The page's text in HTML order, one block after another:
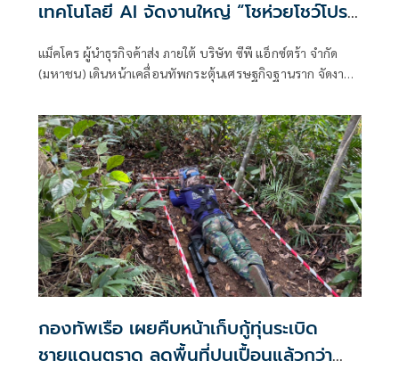
เทคโนโลยี AI จัดงานใหญ่ “โชห่วยโชว์โปร
กำไรยั่งยืน
แม็คโคร ผู้นำธุรกิจค้าส่ง ภายใต้ บริษัท ซีพี แอ็กซ์ตร้า จำกัด
(มหาชน) เดินหน้าเคลื่อนทัพกระตุ้นเศรษฐกิจฐานราก จัดงาน
กองทัพเรือ เผยคืบหน้าเก็บกู้ทุ่นระเบิด
ชายแดนตราด ลดพื้นที่ปนเปื้อนแล้วกว่า